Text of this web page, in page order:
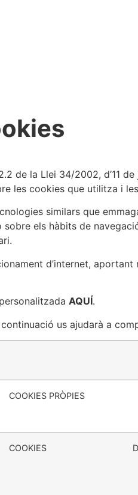
de la Llei 34/2002, d’11
les cookies que utilitza i
similars que
els hàbits de
d’internet,
AQUÍ.
us ajudarà a
COOKIES PRÒPIES
COOKIES DE